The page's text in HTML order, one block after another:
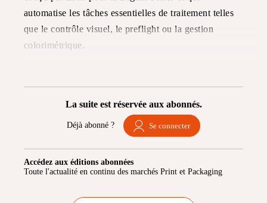
automatise les tâches essentielles de traitement telles
que le contrôle visuel, le preflight ou la gestion
colorimétrique.
La suite est réservée aux abonnés.
Déjà abonné ? Se connecter
Accédez aux éditions abonnées
Toute l'actualité en continu des marchés Print et Packaging